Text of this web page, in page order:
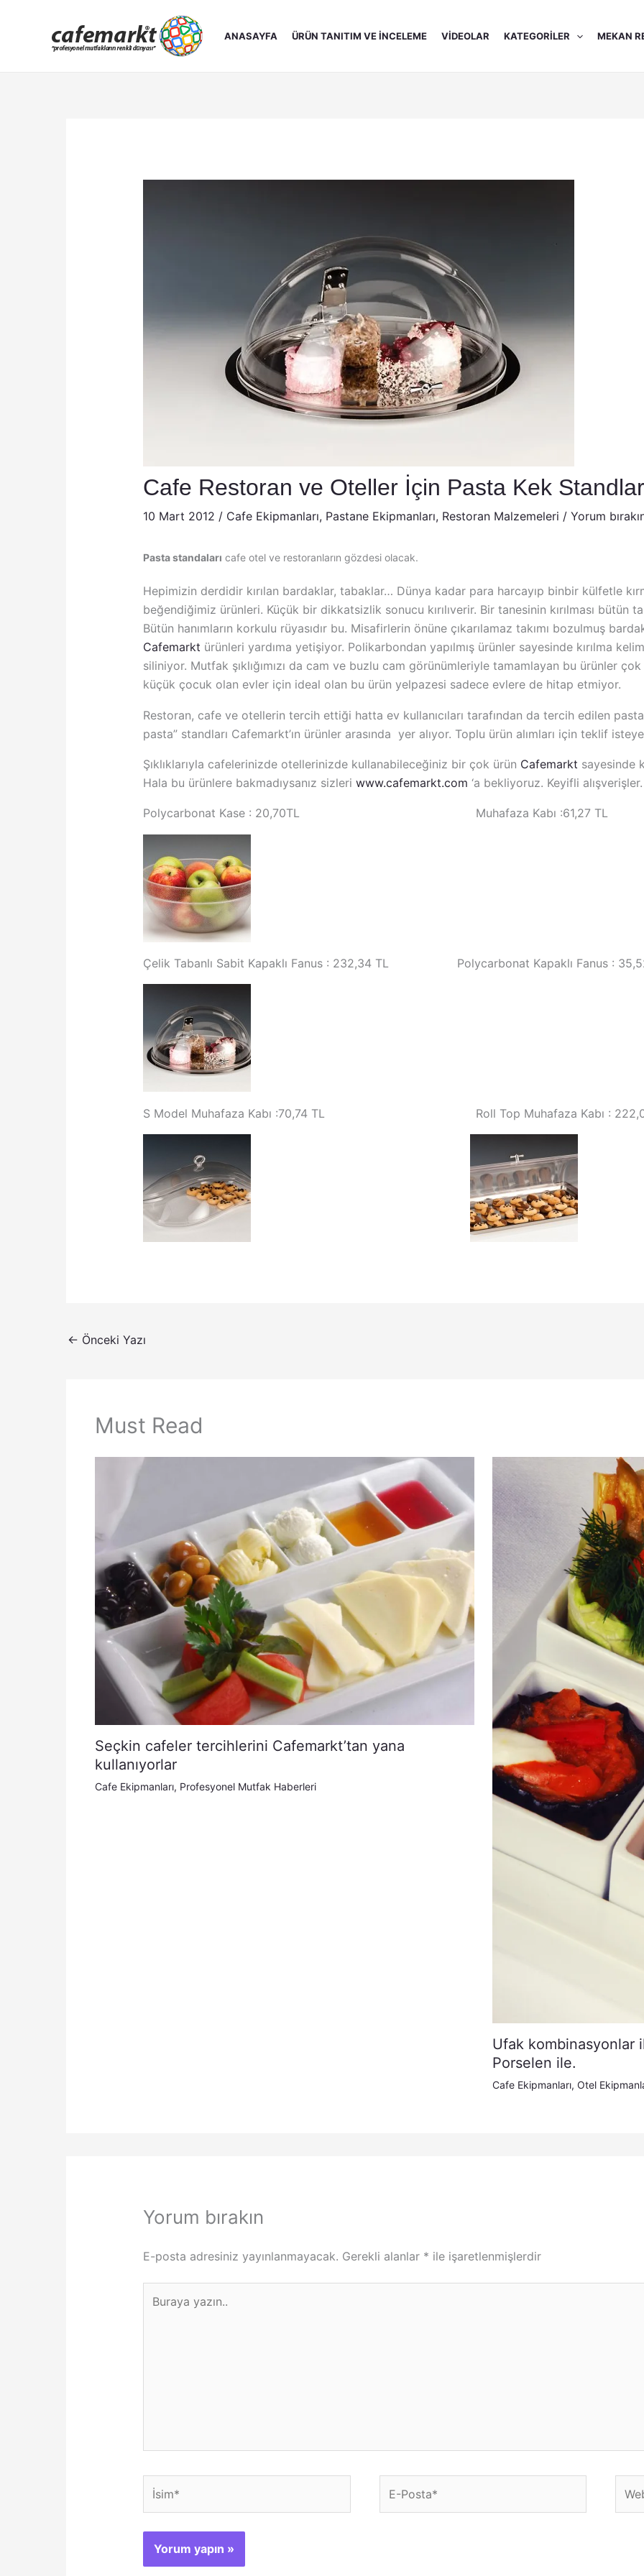
ANASAYFA ÜRÜN TANITIM VE İNCELEME VIDEOLAR KATEGORILER MEKAN
Cafe Restoran ve Oteller İçin Pasta Kek
10 Mart 2012 / Cafe Ekipmanları, Pastane Ekipmanları, Restoran Malzemeleri / Yorum
Pasta standaları cafe otel ve restoranların gözdesi olacak.
Hepimizin derdidir kırılan bardaklar, tabaklar… Dünya kadar para harcayıp binbir külfetle
beğendiğimiz ürünleri. Küçük bir dikkatsizlik sonucu kırılıverir. Bir tanesinin kırılması bütün
Bütün hanımların korkulu rüyasıdır bu. Misafirlerin önüne çıkarılamaz takımı bozulmuş
Cafemarkt ürünleri yardıma yetişiyor. Polikarbondan yapılmış ürünler sayesinde kırılma
siliniyor. Mutfak şıklığımızı da cam ve buzlu cam görünümleriyle tamamlayan bu ürünler
küçük çocuk olan evler için ideal olan bu ürün yelpazesi sadece evlere de hitap etmiyor.
Restoran, cafe ve otellerin tercih ettiği hatta ev kullanıcıları tarafından da tercih edilen
pasta” standları Cafemarkt’ın ürünler arasında yer alıyor. Toplu ürün alımları için teklif
Şıklıklarıyla cafelerinizde otellerinizde kullanabileceğiniz bir çok ürün Cafemarkt sayesinde
Hala bu ürünlere bakmadıysanız sizleri www.cafemarkt.com ‘a bekliyoruz. Keyifli alışverişler.
Polycarbonat Kase : 20,70TL Muhafaza Kabı :61,27 TL
Çelik Tabanlı Sabit Kapaklı Fanus : 232,34 TL Polycarbonat Kapaklı Fanus :
S Model Muhafaza Kabı :70,74 TL Roll Top Muhafaza Kabı :
← Önceki Yazı
Must Read
Seçkin cafeler tercihlerini Cafemarkt’tan yana
kullanıyorlar
Cafe Ekipmanları, Profesyonel Mutfak Haberleri
Ufak kombinasyonlar
Porselen ile.
Cafe Ekipmanları, Otel
Yorum bırakın
E-posta adresiniz yayınlanmayacak. Gerekli alanlar * ile işaretlenmişlerdir
yazın..
Posta*
sitesi